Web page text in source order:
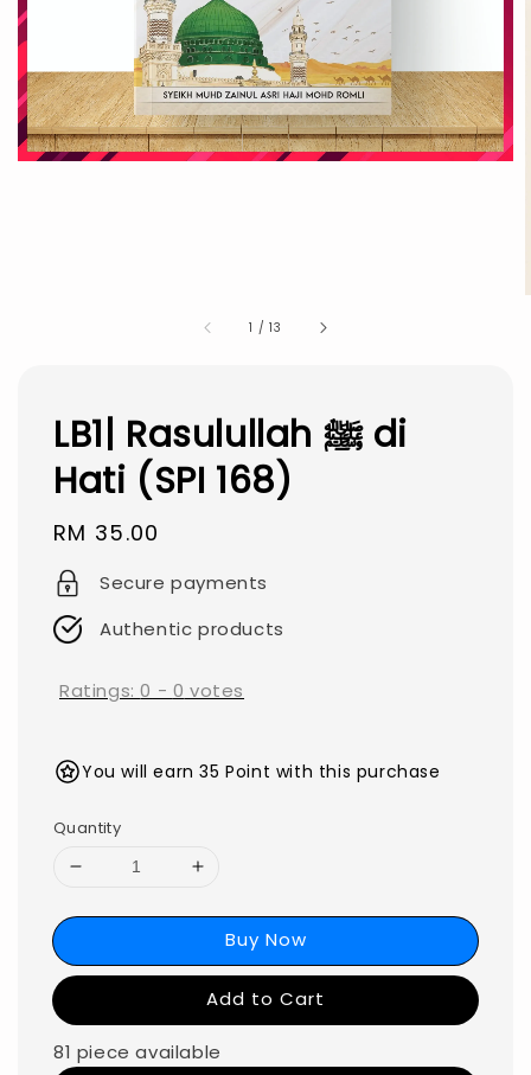
1 /13
LB1| Rasulullah ﷺ di
Hati (SPI 168)
Regular
price
RM 35.00
Secure payments
Authentic products
Ratings:0 - 0 votes
You will earn 35 Point with this purchase
Quantity
Buy Now
Add to Cart
81 piece available